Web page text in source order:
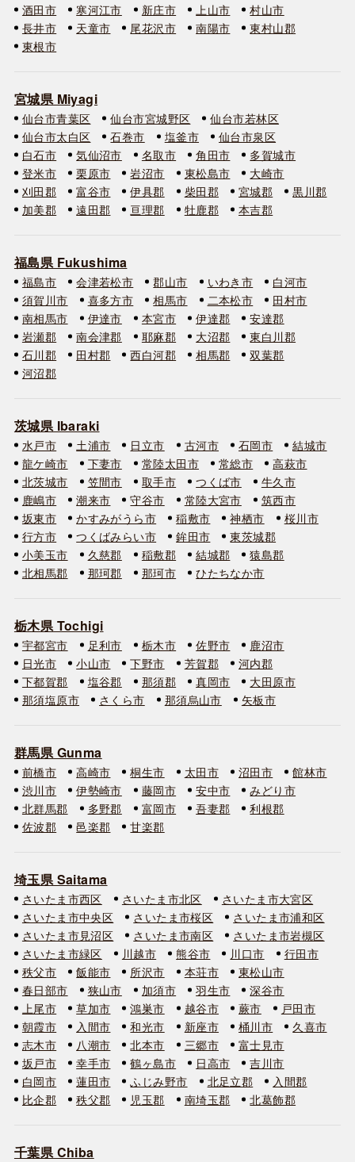
酒田市
寒河江市 新庄市 上山市
村山市
長井市
天童市 尾花沢市 南陽市
東村山郡
東根市
宮城県 Miyagi
仙台市青葉区 仙台市宮城野区
仙台市若林区
仙台市太白区
石巻市 塩釜市
仙台市泉区
白石市
気仙沼市 名取市 角田市
多賀城市
登米市
栗原市 岩沼市 東松島市
大崎市
刈田郡
富谷市 伊具郡 柴田郡 宮城郡
黒川郡
加美郡
遠田郡 亘理郡 牡鹿郡 本吉郡
福島県 Fukushima
福島市 会津若松市 郡山市 いわき市
白河市
須賀川市
喜多方市 相馬市 二本松市
田村市
南相馬市
伊達市 本宮市 伊達郡
安達郡
岩瀬郡
南会津郡 耶麻郡 大沼郡
東白川郡
石川郡
田村郡 西白河郡 相馬郡
双葉郡
河沼郡
茨城県 Ibaraki
水戸市 土浦市 日立市 古河市 石岡市
結城市
龍ケ崎市
下妻市 常陸太田市 常総市
高萩市
北茨城市
笠間市 取手市 つくば市
牛久市
鹿嶋市
潮来市 守谷市 常陸大宮市
筑西市
坂東市
かすみがうら市 稲敷市 神栖市
桜川市
行方市
つくばみらい市 鉾田市
東茨城郡
小美玉市
久慈郡 稲敷郡 結城郡
猿島郡
北相馬郡
那珂郡 那珂市 ひたちなか市
栃木県 Tochigi
宇都宮市 足利市 栃木市 佐野市
鹿沼市
日光市
小山市 下野市 芳賀郡
河内郡
下都賀郡
塩谷郡 那須郡 真岡市
大田原市
那須塩原市
さくら市 那須烏山市 矢板市
群馬県 Gunma
前橋市 高崎市 桐生市 太田市 沼田市
館林市
渋川市
伊勢崎市 藤岡市 安中市
みどり市
北群馬郡
多野郡 富岡市 吾妻郡
利根郡
佐波郡
邑楽郡 甘楽郡
埼玉県 Saitama
さいたま市西区 さいたま市北区
さいたま市大宮区
さいたま市中央区
さいたま市桜区
さいたま市浦和区
さいたま市見沼区
さいたま市南区
さいたま市岩槻区
さいたま市緑区
川越市 熊谷市 川口市
行田市
秩父市
飯能市 所沢市 本荘市
東松山市
春日部市
狭山市 加須市 羽生市
深谷市
上尾市
草加市 鴻巣市 越谷市 蕨市
戸田市
朝霞市
入間市 和光市 新座市 桶川市
久喜市
志木市
八潮市 北本市 三郷市
富士見市
坂戸市
幸手市 鶴ヶ島市 日高市
吉川市
白岡市
蓮田市 ふじみ野市 北足立郡
入間郡
比企郡
秩父郡 児玉郡 南埼玉郡 北葛飾郡
千葉県 Chiba